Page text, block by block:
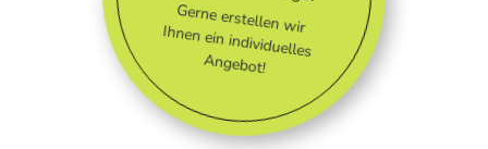
Gerne erstellen wir
Ihnen ein individuelles
Angebot!